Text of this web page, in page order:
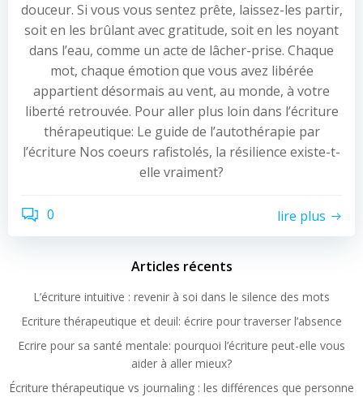
douceur. Si vous vous sentez prête, laissez-les partir,
soit en les brûlant avec gratitude, soit en les noyant
dans l’eau, comme un acte de lâcher-prise. Chaque
mot, chaque émotion que vous avez libérée
appartient désormais au vent, au monde, à votre
liberté retrouvée. Pour aller plus loin dans l’écriture
thérapeutique: Le guide de l’autothérapie par
l’écriture Nos coeurs rafistolés, la résilience existe-t-
elle vraiment?
0 lire plus
Articles récents
L’écriture intuitive : revenir à soi dans le silence des mots
Ecriture thérapeutique et deuil: écrire pour traverser l’absence
Ecrire pour sa santé mentale: pourquoi l’écriture peut-elle vous
aider à aller mieux?
Écriture thérapeutique vs journaling : les différences que personne